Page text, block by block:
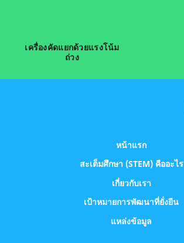
เครื่องคัดแยกด้วยแรงโน้ม
ถ่วง
หน้าแรก
สะเต็มศึกษา (STEM) คืออะไร
เกี่ยวกับเรา
เป้าหมายการพัฒนาที่ยั่งยืน
แหล่งข้อมูล